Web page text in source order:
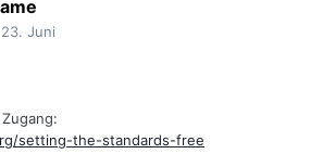
23. Juni
setting-the-standards-free